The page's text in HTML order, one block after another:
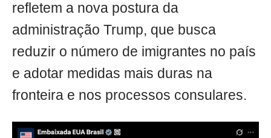
refletem a nova postura da
administração Trump, que busca
reduzir o número de imigrantes no país
e adotar medidas mais duras na
fronteira e nos processos consulares.